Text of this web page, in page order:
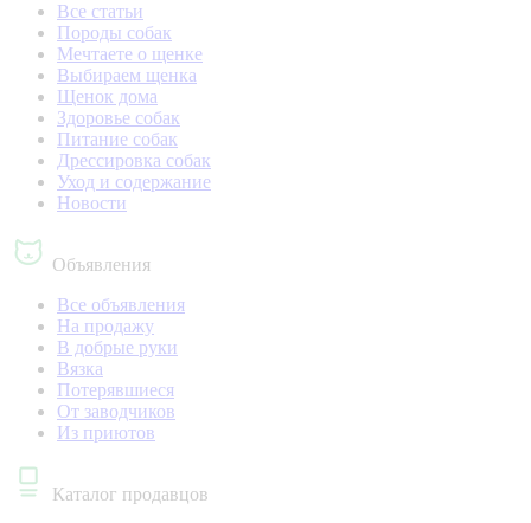
Все статьи
Породы собак
Мечтаете о щенке
Выбираем щенка
Щенок дома
Здоровье собак
Питание собак
Дрессировка собак
Уход и содержание
Новости
Объявления
Все объявления
На продажу
В добрые руки
Вязка
Потерявшиеся
От заводчиков
Из приютов
Каталог продавцов